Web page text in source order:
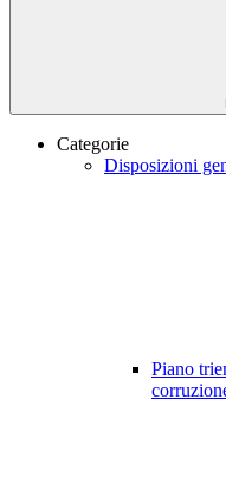
Categorie
Disposizioni
Piano